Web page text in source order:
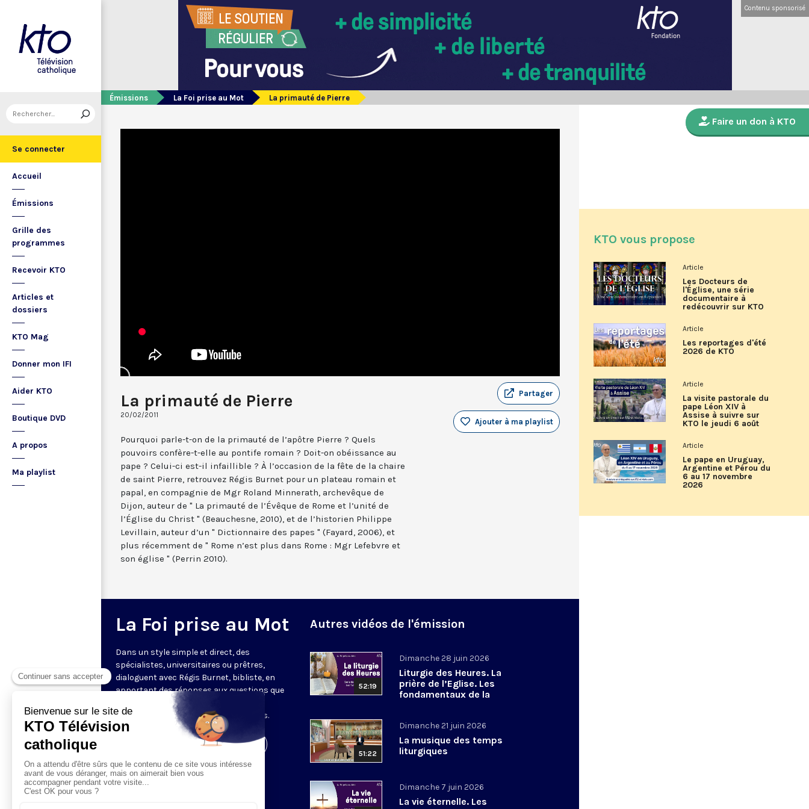
Se connecter
Accueil
Émissions
Grille des
programmes
Recevoir KTO
Articles et
dossiers
KTO Mag
Donner mon IFI
Aider KTO
Boutique DVD
A propos
Ma playlist
Contenu sponsorisé
Émissions La Foi prise au Mot La primauté de Pierre
La primauté de Pierre
20/02/2011
Partager
Ajouter à ma playlist
Pourquoi parle-t-on de la primauté de l’apôtre Pierre ? Quels
pouvoirs confère-t-elle au pontife romain ? Doit-on obéissance au
pape ? Celui-ci est-il infaillible ? À l’occasion de la fête de la chaire
de saint Pierre, retrouvez Régis Burnet pour un plateau romain et
papal, en compagnie de Mgr Roland Minnerath, archevêque de
Dijon, auteur de " La primauté de l’Évêque de Rome et l’unité de
l’Église du Christ " (Beauchesne, 2010), et de l’historien Philippe
Levillain, auteur d’un " Dictionnaire des papes " (Fayard, 2006), et
plus récemment de " Rome n’est plus dans Rome : Mgr Lefebvre et
son église " (Perrin 2010).
La Foi prise au Mot
Dans un style simple et direct, des
spécialistes, universitaires ou prêtres,
dialoguent avec Régis Burnet, bibliste, en
apportant des réponses aux questions que
nous pouvons nous poser sur la foi, la
liturgie, de grandes figures chrétiennes.
Visiter la page de l'émission
Autres vidéos de l'émission
52:19
Dimanche 28 juin 2026
Liturgie des Heures. La
prière de l’Eglise. Les
fondamentaux de la
51:22
Dimanche 21 juin 2026
La musique des temps
liturgiques
Dimanche 7 juin 2026
La vie éternelle. Les
Faire un don à KTO
KTO vous propose
Article
Les Docteurs de
l'Église, une série
documentaire à
redécouvrir sur KTO
Article
Les reportages d'été
2026 de KTO
Article
La visite pastorale du
pape Léon XIV à
Assise à suivre sur
KTO le jeudi 6 août
Article
Le pape en Uruguay,
Argentine et Pérou du
6 au 17 novembre
2026